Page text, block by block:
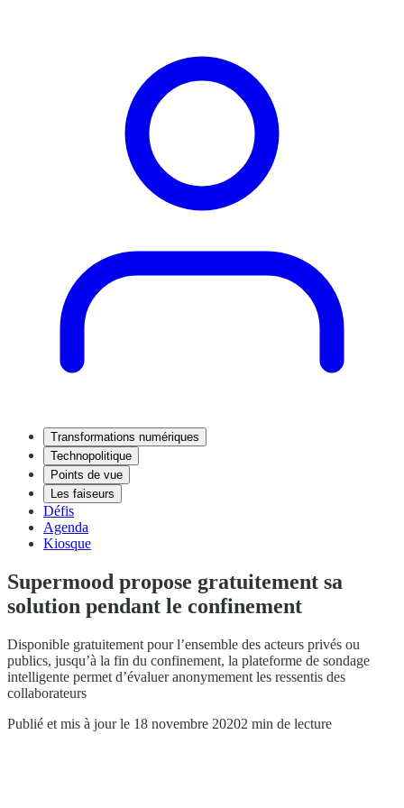
Transformations numériques
Technopolitique
Points de vue
Les faiseurs
Défis
Agenda
Kiosque
Supermood propose gratuitement sa
solution pendant le confinement
Disponible gratuitement pour l’ensemble des acteurs privés ou
publics, jusqu’à la fin du confinement, la plateforme de sondage
intelligente permet d’évaluer anonymement les ressentis des
collaborateurs
Publié et mis à jour le 18 novembre 20202 min de lecture